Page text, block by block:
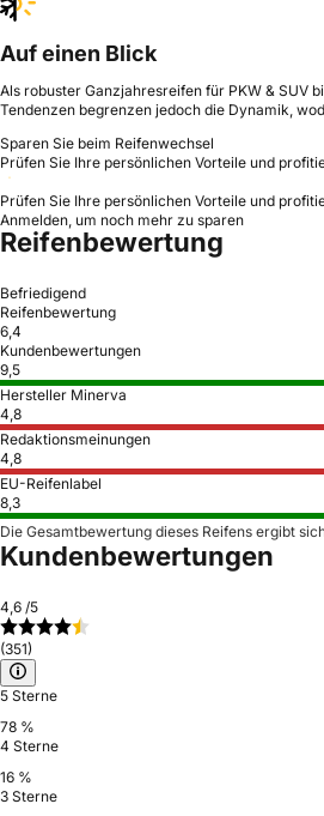
Auf einen Blick
Als robuster Ganzjahresreifen für PKW & SUV
Tendenzen begrenzen jedoch die Dynamik,
Sparen Sie beim Reifenwechsel
Prüfen Sie Ihre persönlichen Vorteile und
Prüfen Sie Ihre persönlichen Vorteile und
Anmelden, um noch mehr zu sparen
Reifenbewertung
Befriedigend
Reifenbewertung
6,4
Kundenbewertungen
9,5
Hersteller Minerva
4,8
Redaktionsmeinungen
4,8
EU-Reifenlabel
8,3
Die Gesamtbewertung dieses Reifens ergibt
Kundenbewertungen
4,6 /5
(351)
5 Sterne
78 %
4 Sterne
16 %
3 Sterne